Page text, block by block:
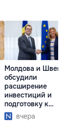
Молдова и
обсудили
расширение
инвестиций и
подготовку к
отопительному
сезону
вчера